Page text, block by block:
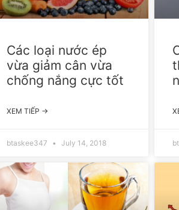
Các loại nước ép
vừa giảm cân vừa
chống nắng cực tốt
XEM TIẾP →
btaskee347 July 14, 2018